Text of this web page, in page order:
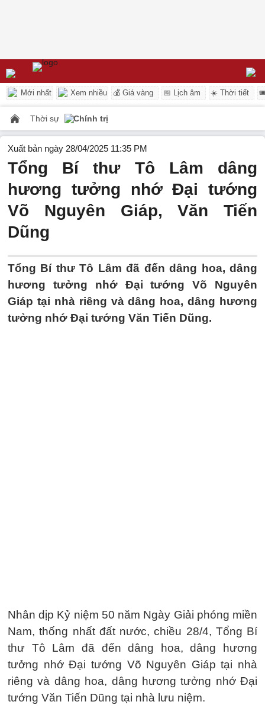
Mới nhất Xem nhiều 💰 Giá vàng 📅 Lịch âm ☀️ Thời tiết
Thời sự Chính trị
Xuất bản ngày 28/04/2025 11:35 PM
Tổng Bí thư Tô Lâm dâng
hương tưởng nhớ Đại tướng
Võ Nguyên Giáp, Văn Tiến
Dũng
Tổng Bí thư Tô Lâm đã đến dâng hoa, dâng
hương tưởng nhớ Đại tướng Võ Nguyên
Giáp tại nhà riêng và dâng hoa, dâng hương
tưởng nhớ Đại tướng Văn Tiến Dũng.
Nhân dịp Kỷ niệm 50 năm Ngày Giải phóng miền
Nam, thống nhất đất nước, chiều 28/4, Tổng Bí
thư Tô Lâm đã đến dâng hoa, dâng hương
tưởng nhớ Đại tướng Võ Nguyên Giáp tại nhà
riêng và dâng hoa, dâng hương tưởng nhớ Đại
tướng Văn Tiến Dũng tại nhà lưu niệm.